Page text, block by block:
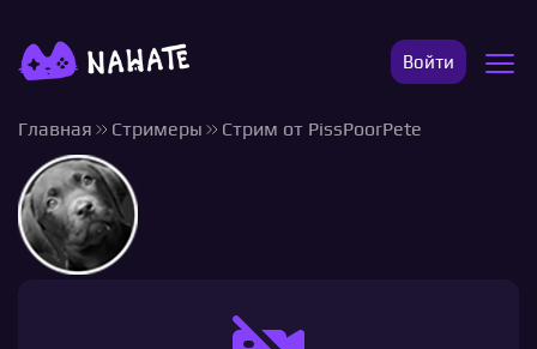
Войти
Главная Стримеры Стрим от PissPoorPete